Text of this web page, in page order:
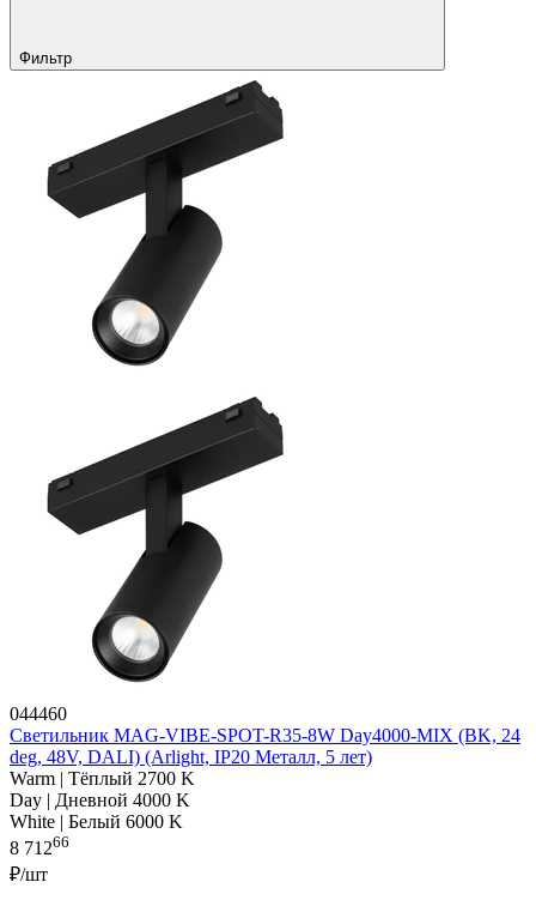
Фильтр
044460
Светильник MAG-VIBE-SPOT-R35-8W Day4000-MIX (BK, 24
deg, 48V, DALI) (Arlight, IP20 Металл, 5 лет)
Warm | Тёплый 2700 K
Day | Дневной 4000 K
White | Белый 6000 K
8 71266
₽/шт